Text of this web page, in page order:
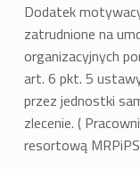
Dodatek
zatrudnione na
organizacyjnych
art. 6 pkt. 5
przez jednostki
zlecenie. (
resortową